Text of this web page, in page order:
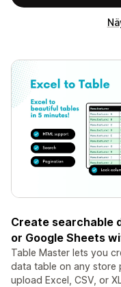
Create searchable
or Google Sheets
Table Master lets you
data table on any store
upload Excel, CSV, or